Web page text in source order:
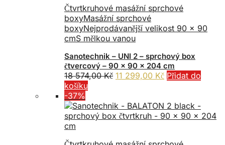
Čtvrtkruhové masážní sprchové
boxyMasážní sprchové
boxyNejprodávanější velikost 90 x 90
cmS mělkou vanou
Sanotechnik – UNI 2 – sprchový box
čtvercový – 90 x 90 x 204 cm
18 574,00Kč Původní
18
574,00 Kč.
11 299,00 KčAktuální
11
299,00 Kč.
Přidat do
košíku
-37%